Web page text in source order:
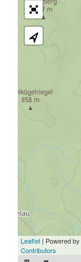
Leaflet | Powered by
Contributors
m